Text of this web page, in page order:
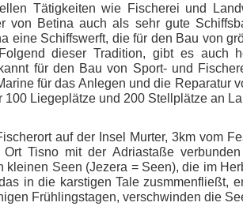
Tätigkeiten wie Fischerei und
von Betina auch als sehr gute
eine Schiffswerft, die für den Bau von
dieser Tradition, gibt es auch
für den Bau von Sport- und
für das Anlegen und die Reparatur
100 Liegeplätze und 200 Stellplätze an
auf der Insel Murter, 3km vom
Tisno mit der Adriastaße
kleinen Seen (Jezera = Seen), die im
in die karstigen Tale zusmmenfließt,
Frühlingstagen, verschwinden die